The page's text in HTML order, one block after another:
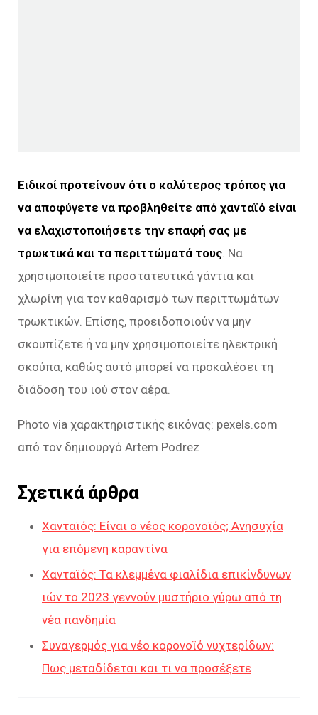
Ειδικοί προτείνουν ότι ο καλύτερος τρόπος για
να αποφύγετε να προβληθείτε από χανταϊό είναι
να ελαχιστοποιήσετε την επαφή σας με
τρωκτικά και τα περιττώματά τους . Να
χρησιμοποιείτε προστατευτικά γάντια και
χλωρίνη για τον καθαρισμό των περιττωμάτων
τρωκτικών. Επίσης, προειδοποιούν να μην
σκουπίζετε ή να μην χρησιμοποιείτε ηλεκτρική
σκούπα, καθώς αυτό μπορεί να προκαλέσει τη
διάδοση του ιού στον αέρα.
Photo via χαρακτηριστικής εικόνας: pexels.com
από τον δημιουργό Artem Podrez
Σχετικά άρθρα
Χανταϊός: Είναι ο νέος κορονοϊός; Ανησυχία
για επόμενη καραντίνα
Χανταϊός: Τα κλεμμένα φιαλίδια επικίνδυνων
ιών το 2023 γεννούν μυστήριο γύρω από τη
νέα πανδημία
Συναγερμός για νέο κορονοϊό νυχτερίδων:
Πως μεταδίδεται και τι να προσέξετε